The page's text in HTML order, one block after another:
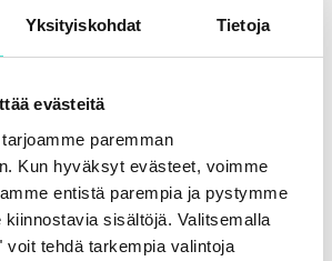
Yksityiskohdat Tietoja
evästeitä
paremman
Kun hyväksyt evästeet, voimme
entistä parempia ja pystymme
kiinnostavia sisältöjä. Valitsemalla
voit tehdä tarkempia valintoja